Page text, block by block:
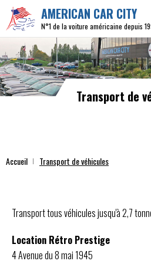
AMERICAN CAR CITY
N°1 de la voiture américaine depuis
Transport de
Accueil Transport de véhicules
Transport tous véhicules jusqu'à 2,7
Location Rétro Prestige
4 Avenue du 8 mai 1945